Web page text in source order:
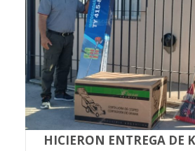
HICIERON ENTREGA DE